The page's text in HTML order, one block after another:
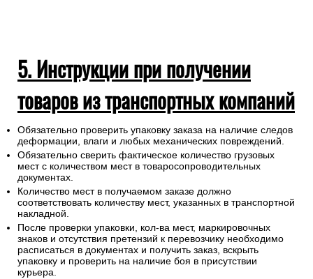
5. Инструкции при получении
товаров из транспортных компаний
Обязательно проверить упаковку заказа на наличие следов
деформации, влаги и любых механических повреждений.
Обязательно сверить фактическое количество грузовых
мест с количеством мест в товаросопроводительных
документах.
Количество мест в получаемом заказе должно
соответствовать количеству мест, указанных в транспортной
накладной.
После проверки упаковки, кол-ва мест, маркировочных
знаков и отсутствия претензий к перевозчику необходимо
расписаться в документах и получить заказ, вскрыть
упаковку и проверить на наличие боя в присутствии
курьера.